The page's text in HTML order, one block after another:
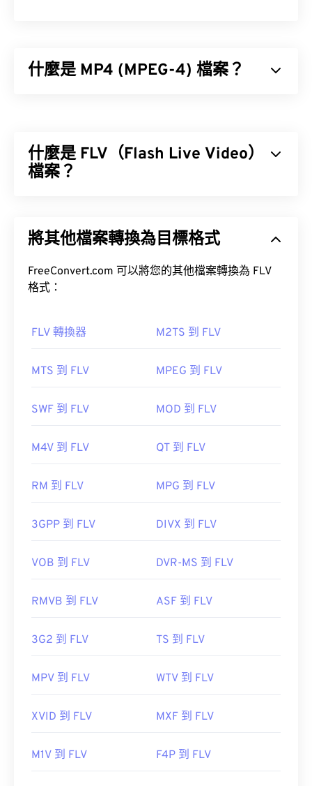
什麼是 MP4 (MPEG-4) 檔案？
於管理和儲存的檔案。它也是一種流行的影片格式，
用於在網路上進行串流媒體播放，例如在 YouTube
如何開啟 MP4 檔案？
MP4 檔案會在作業系統的預設視訊播放器中開啟。
只需雙擊該文件即可開啟。無需第三方軟體。
啟。在 Mac 系統中，它會在QuickTime
在某些裝置上，尤其是行動裝置上，開啟這種檔案類
器，因此，當檔案無法開啟時，通常表示容器中的資
容。
開發者： 運動影像專家小組 (MPEG)
初始發布：1999
https://mpeg.chiariglione.org/standards/mpeg-
什麼是 FLV（Flash Live Video）
檔案？
高品質、同步良好的多媒體內容。它也是一種媒體容
ISO/IEC 14496-12:2008
如何開啟 FLV 檔案？
如Animate Creative Cloud(Animation-
Cloud (AniMmate CC-a
target="_blank">Flash。在 Adobe Flash 7 及更高版
由於 FLV 基於開放標準，因此可以在許多非 Adobe
體播放器、Zoom Player 、Eltima Elmedia播放器
開發者：
實用連結：
將其他檔案轉換為目標格式
FreeConvert.com 可以將您的其他檔案轉換為 FLV
格式：
FLV 轉換器 M2TS 到 FLV
MTS 到 FLV MPEG 到 FLV
SWF 到 FLV MOD 到 FLV
M4V 到 FLV QT 到 FLV
RM 到 FLV MPG 到 FLV
3GPP 到 FLV DIVX 到 FLV
VOB 到 FLV DVR-MS 到 FLV
RMVB 到 FLV ASF 到 FLV
3G2 到 FLV TS 到 FLV
MPV 到 FLV WTV 到 FLV
XVID 到 FLV MXF 到 FLV
M1V 到 FLV F4P 到 FLV